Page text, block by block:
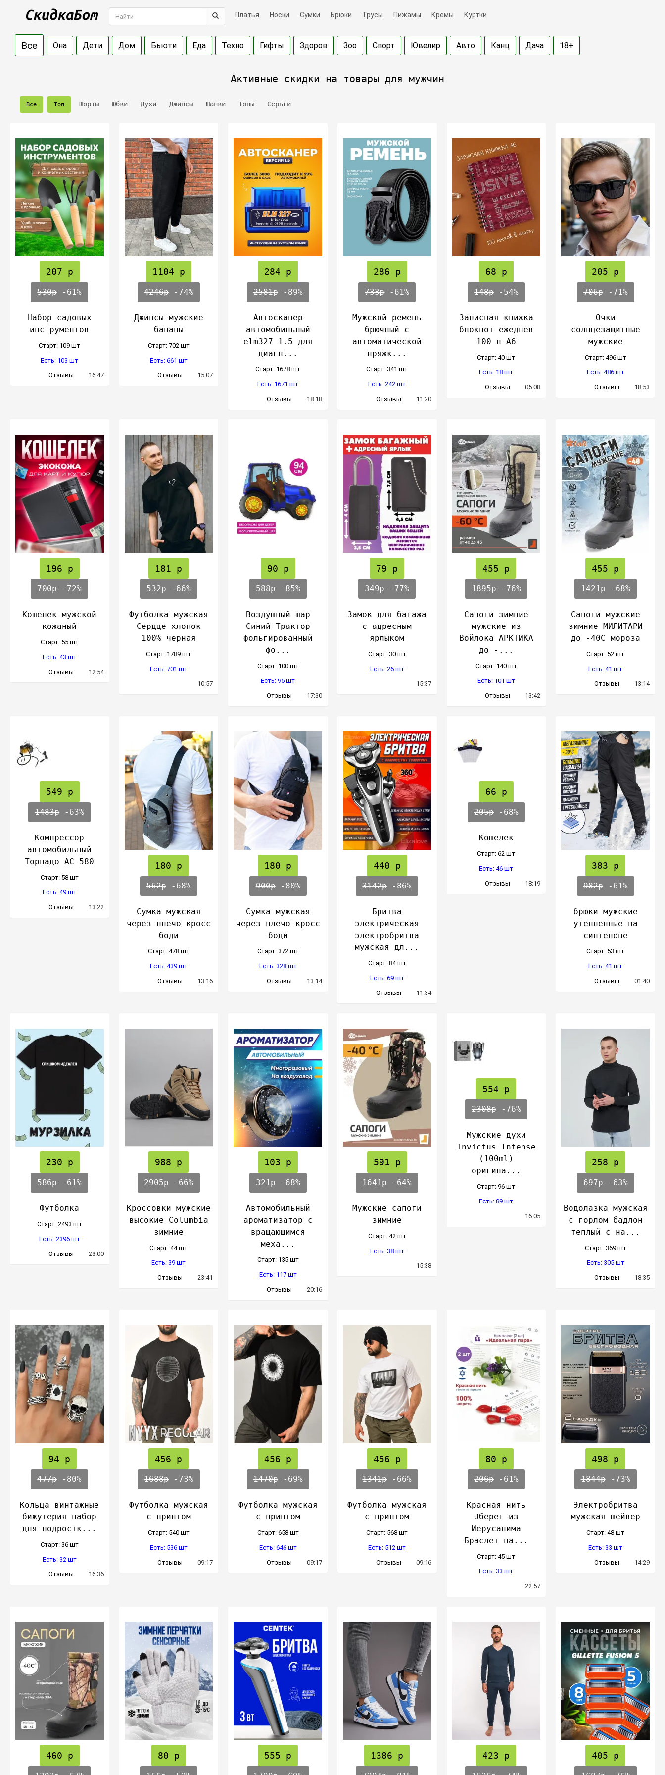
Платья Носки Сумки Брюки Трусы Пижамы Кремы Куртки
Все Она Дети Дом Бьюти Еда Техно Гифты Здоров Зоо Спорт Ювелир Авто Канц Дача 18+
Активные скидки на товары для мужчин
Все Топ Шорты Юбки Духи Джинсы Шапки Топы Серьги
207 р
530р-61%
Набор садовых
инструментов
Cтарт: 109 шт
Есть: 103 шт
Отзывы
16:47
1104 р
4246р-74%
Джинсы мужские
бананы
Cтарт: 702 шт
Есть: 661 шт
Отзывы
15:07
284 р
2581р-89%
Автосканер
автомобильный
elm327 1.5 для
диагн...
Cтарт: 1678 шт
Есть: 1671 шт
Отзывы
18:18
286 р
733р-61%
Мужской ремень
брючный с
автоматической
пряжк...
Cтарт: 341 шт
Есть: 242 шт
Отзывы
11:20
68 р
148р-54%
Записная книжка
блокнот ежеднев
100 л А6
Cтарт: 40 шт
Есть: 18 шт
Отзывы
05:08
205 р
706р-71%
Очки
солнцезащитные
мужские
Cтарт: 496 шт
Есть: 486 шт
Отзывы
18:53
196 р
700р-72%
Кошелек мужской
кожаный
Cтарт: 55 шт
Есть: 43 шт
Отзывы
12:54
181 р
532р-66%
Футболка мужская
Сердце хлопок
100% черная
Cтарт: 1789 шт
Есть: 701 шт
10:57
90 р
588р-85%
Воздушный шар
Синий Трактор
фольгированный
фо...
Cтарт: 100 шт
Есть: 95 шт
Отзывы
17:30
79 р
349р-77%
Замок для багажа
с адресным
ярлыком
Cтарт: 30 шт
Есть: 26 шт
15:37
455 р
1895р-76%
Сапоги зимние
мужские из
Войлока АРКТИКА
до -...
Cтарт: 140 шт
Есть: 101 шт
Отзывы
13:42
455 р
1421р-68%
Сапоги мужские
зимние МИЛИТАРИ
до -40С мороза
Cтарт: 52 шт
Есть: 41 шт
Отзывы
13:14
549 р
1483р-63%
Компрессор
автомобильный
Торнадо АC-580
Cтарт: 58 шт
Есть: 49 шт
Отзывы
13:22
180 р
562р-68%
Сумка мужская
через плечо кросс
боди
Cтарт: 478 шт
Есть: 439 шт
Отзывы
13:16
180 р
900р-80%
Сумка мужская
через плечо кросс
боди
Cтарт: 372 шт
Есть: 328 шт
Отзывы
13:14
440 р
3142р-86%
Бритва
электрическая
электробритва
мужская дл...
Cтарт: 84 шт
Есть: 69 шт
Отзывы
11:34
66 р
205р-68%
Кошелек
Cтарт: 62 шт
Есть: 46 шт
Отзывы
18:19
383 р
982р-61%
брюки мужские
утепленные на
синтепоне
Cтарт: 53 шт
Есть: 41 шт
Отзывы
01:40
230 р
586р-61%
Футболка
Cтарт: 2493 шт
Есть: 2396 шт
Отзывы
23:00
988 р
2905р-66%
Кроссовки мужские
высокие Columbia
зимние
Cтарт: 44 шт
Есть: 39 шт
Отзывы
23:41
103 р
321р-68%
Автомобильный
ароматизатор с
вращающимся
меха...
Cтарт: 135 шт
Есть: 117 шт
Отзывы
20:16
591 р
1641р-64%
Мужские сапоги
зимние
Cтарт: 42 шт
Есть: 38 шт
15:38
554 р
2308р-76%
Мужские духи
Invictus Intense
(100ml)
оригина...
Cтарт: 96 шт
Есть: 89 шт
16:05
258 р
697р-63%
Водолазка мужская
с горлом бадлон
теплый с на...
Cтарт: 369 шт
Есть: 305 шт
Отзывы
18:35
94 р
477р-80%
Кольца винтажные
бижутерия набор
для подростк...
Cтарт: 36 шт
Есть: 32 шт
Отзывы
16:36
456 р
1688р-73%
Футболка мужская
с принтом
Cтарт: 540 шт
Есть: 536 шт
Отзывы
09:17
456 р
1470р-69%
Футболка мужская
с принтом
Cтарт: 658 шт
Есть: 646 шт
Отзывы
09:17
456 р
1341р-66%
Футболка мужская
с принтом
Cтарт: 568 шт
Есть: 512 шт
Отзывы
09:16
80 р
206р-61%
Красная нить
Оберег из
Иерусалима
Браслет на...
Cтарт: 45 шт
Есть: 33 шт
22:57
498 р
1844р-73%
Электробритва
мужская шейвер
Cтарт: 48 шт
Есть: 33 шт
Отзывы
14:29
460 р 80 р 555 р 1386 р 423 р 405 р